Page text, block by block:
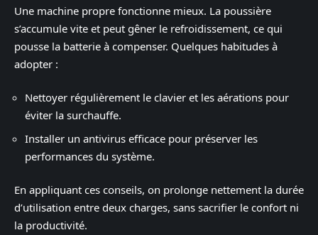
Une machine propre fonctionne mieux. La poussière
s’accumule vite et peut gêner le refroidissement, ce qui
pousse la batterie à compenser. Quelques habitudes à
adopter :
Nettoyer régulièrement le clavier et les aérations pour
éviter la surchauffe.
Installer un antivirus efficace pour préserver les
performances du système.
En appliquant ces conseils, on prolonge nettement la durée
d’utilisation entre deux charges, sans sacrifier le confort ni
la productivité.